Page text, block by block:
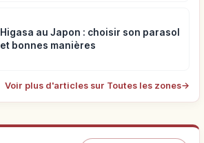
Higasa au Japon : choisir son parasol
et bonnes manières
Voir plus d'articles sur Toutes les zones→